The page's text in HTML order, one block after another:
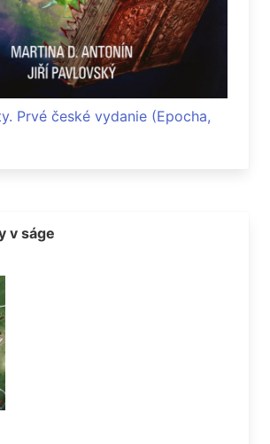
Prvé české vydanie (Epocha,
v ságe